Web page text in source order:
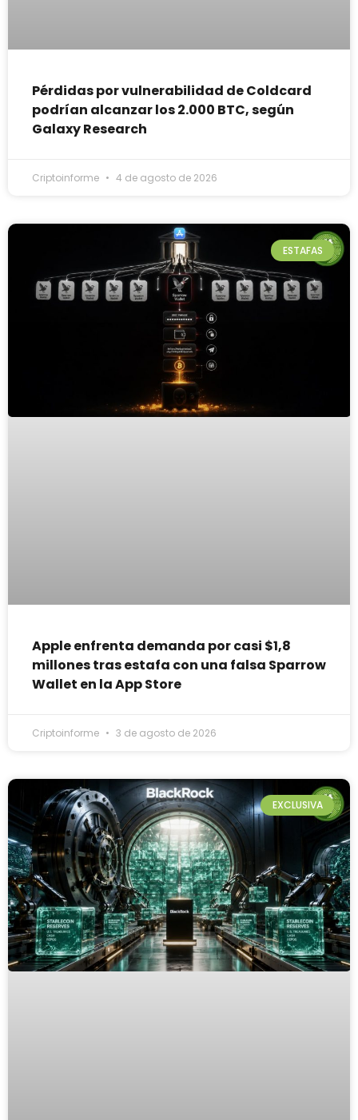
Pérdidas por vulnerabilidad de Coldcard
podrían alcanzar los 2.000 BTC, según
Galaxy Research
Criptoinforme 4 de agosto de 2026
ESTAFAS
Apple enfrenta demanda por casi $1,8
millones tras estafa con una falsa Sparrow
Wallet en la App Store
Criptoinforme 3 de agosto de 2026
EXCLUSIVA